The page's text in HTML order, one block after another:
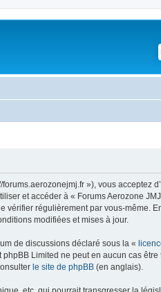
»), vous acceptez
et accéder à « Forums Aerozone
régulièrement par vous-même.
modifiées et mises à jour.
de discussions déclaré sous la «
Limited ne peut en aucun cas
le site de phpBB (en anglais).